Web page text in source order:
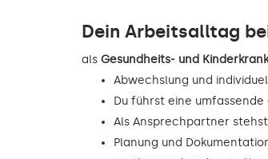
Dein Arbeitsalltag
als Gesundheits- und
Abwechslung und
Du führst eine
Als Ansprechpartner
Planung und